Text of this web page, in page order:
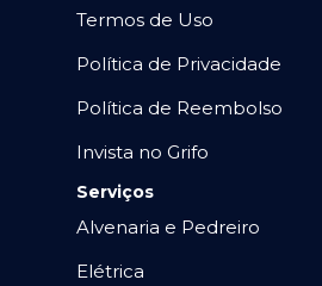
Termos de Uso
Política de Privacidade
Política de Reembolso
Invista no Grifo
Serviços
Alvenaria e Pedreiro
Elétrica